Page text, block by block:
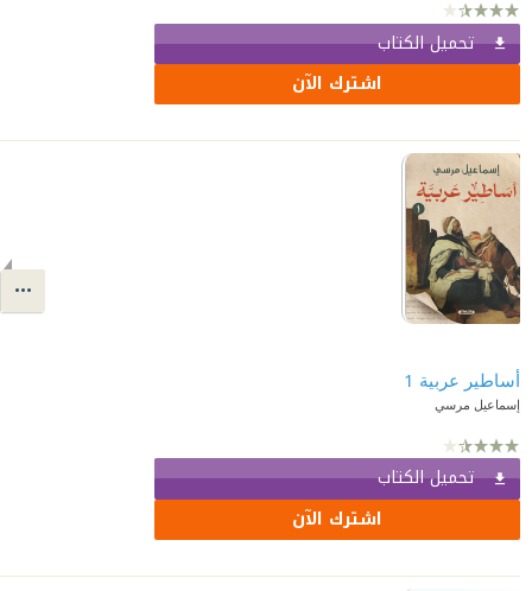
تحميل الكتاب
اشترك الآن
أساطير عربية 1
إسماعيل مرسي
تحميل الكتاب
اشترك الآن